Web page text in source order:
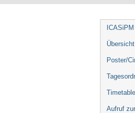
ICASiPM
Übersicht
Poster/
Aufruf